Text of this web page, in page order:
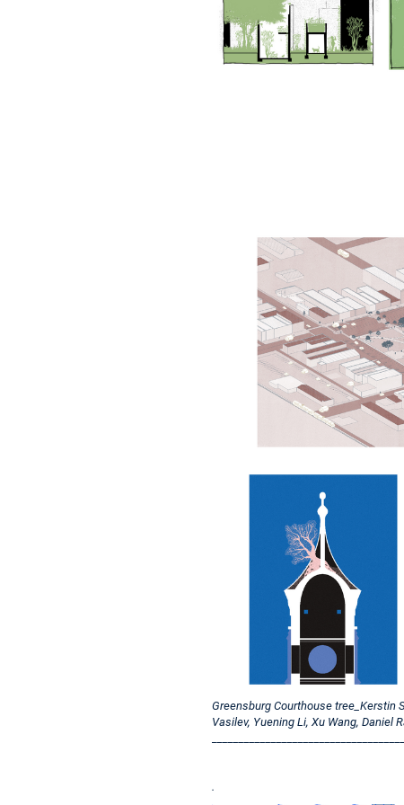
Greensburg Courthouse tree_Kerstin
Vasilev, Yuening Li, Xu Wang, Daniel
.